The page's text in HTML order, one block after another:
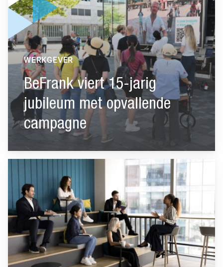
BeFrank viert 15-jarig
jubileum met opvallende
campagne
WERKGEVER
Ga naar “Jonge werknemers gaan in 2026 meer investeren